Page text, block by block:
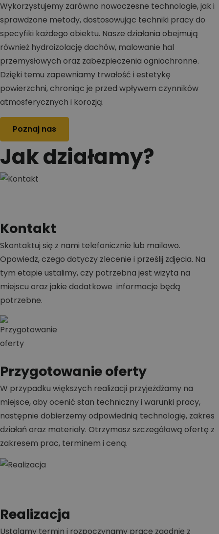
Wykorzystujemy zarówno nowoczesne technologie, jak i
sprawdzone metody, dostosowując techniki pracy do
specyfiki każdego obiektu. Nasze działania obejmują
również hydroizolację dachów, malowanie hal
przemysłowych oraz zabezpieczenia ogniochronne.
Dzięki temu zapewniamy trwałość i estetykę
powierzchni, chroniąc je przed wpływem czynników
atmosferycznych i korozją.
Poznaj nas
Jak działamy?
Kontakt
Skontaktuj się z nami telefonicznie lub mailowo.
Opowiedz, czego dotyczy zlecenie i prześlij zdjęcia. Na
tym etapie ustalimy, czy potrzebna jest wizyta na
miejscu oraz jakie dodatkowe informacje będą
potrzebne.
Przygotowanie oferty
W przypadku większych realizacji przyjeżdżamy na
miejsce, aby ocenić stan techniczny i warunki pracy,
następnie dobierzemy odpowiednią technologię, zakres
działań oraz materiały. Otrzymasz szczegółową ofertę z
zakresem prac, terminem i ceną.
Realizacja
Ustalamy termin i rozpoczynamy prace zgodnie z